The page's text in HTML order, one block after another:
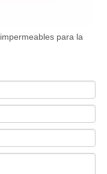
para la